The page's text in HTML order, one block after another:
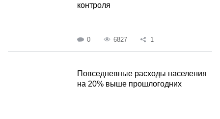
контроля
0 6827 1
Повседневные расходы населения
на 20% выше прошлогодних